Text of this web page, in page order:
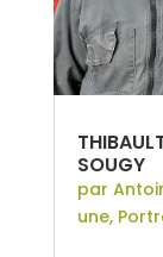
SOUGY
par
une,